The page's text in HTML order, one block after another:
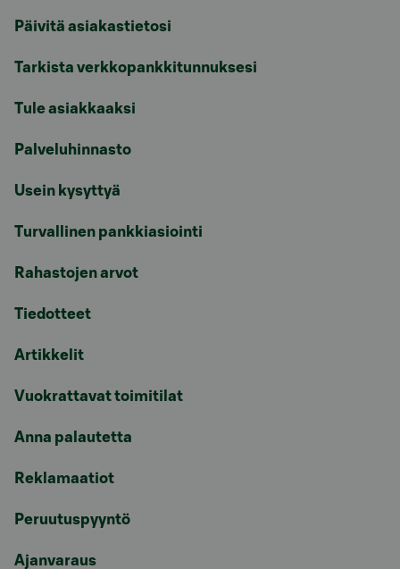
Päivitä asiakastietosi
Tarkista verkkopankkitunnuksesi
Tule asiakkaaksi
Palveluhinnasto
Usein kysyttyä
Turvallinen pankkiasiointi
Rahastojen arvot
Tiedotteet
Artikkelit
Vuokrattavat toimitilat
Anna palautetta
Reklamaatiot
Peruutuspyyntö
Ajanvaraus